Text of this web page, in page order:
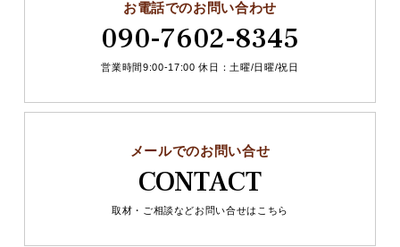
お電話でのお問い合わせ
090-7602-8345
営業時間9:00-17:00 休日：土曜/日曜/祝日
メールでのお問い合せ
CONTACT
取材・ご相談などお問い合せはこちら